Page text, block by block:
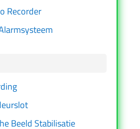
Recorder
Beeld Stabilisatie